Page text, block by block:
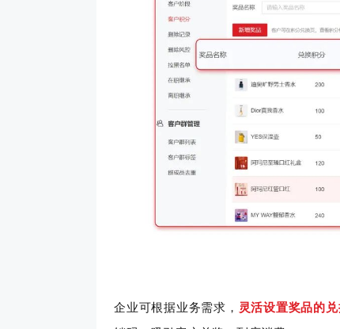
企业可根据业务需求， 灵活设置奖品的